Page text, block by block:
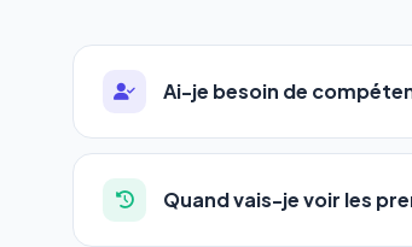
Ai-je besoin de
Absolument pas. Notre logiciel a
auto-entrepreneurs, PME ou
l'adresse de votre site, décrivez
Quand vais-je voir les